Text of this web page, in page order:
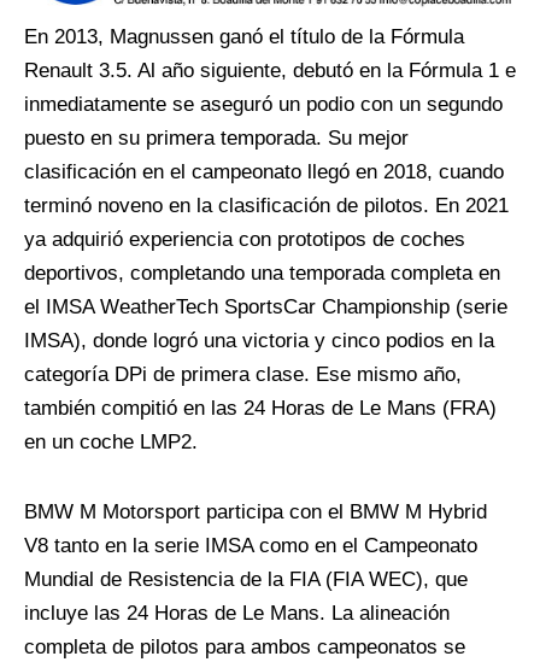
En 2013, Magnussen ganó el título de la Fórmula
Renault 3.5. Al año siguiente, debutó en la Fórmula 1 e
inmediatamente se aseguró un podio con un segundo
puesto en su primera temporada. Su mejor
clasificación en el campeonato llegó en 2018, cuando
terminó noveno en la clasificación de pilotos. En 2021
ya adquirió experiencia con prototipos de coches
deportivos, completando una temporada completa en
el IMSA WeatherTech SportsCar Championship (serie
IMSA), donde logró una victoria y cinco podios en la
categoría DPi de primera clase. Ese mismo año,
también compitió en las 24 Horas de Le Mans (FRA)
en un coche LMP2.
BMW M Motorsport participa con el BMW M Hybrid
V8 tanto en la serie IMSA como en el Campeonato
Mundial de Resistencia de la FIA (FIA WEC), que
incluye las 24 Horas de Le Mans. La alineación
completa de pilotos para ambos campeonatos se